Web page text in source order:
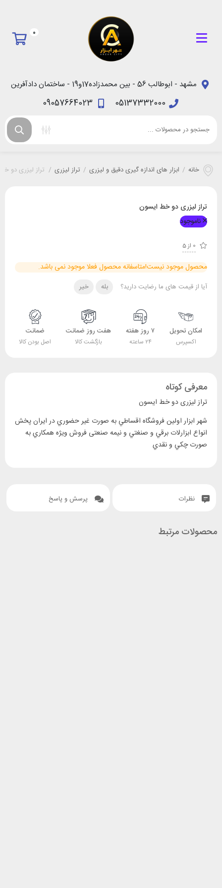
0
مشهد - ابوطالب 56 - بین محمدزاده17و19 - ساختمان دادآفرین
05137332000
09057664023
خانه / ابزار های اندازه گیری دقیق و لیزری / تراز لیزری / تراز لیزری دو
تراز لیزری دو خط ایسون
ناموجود
0 از 5
محصول موجود نیست!متاسفانه محصول فعلا موجود نمی باشد.
آیا از قیمت های ما رضایت دارید؟ بله خیر
امکان تحویل
اکسپرس
۷ روز هفته
۲۴ ساعته
هفت روز ضمانت
بازگشت کالا
ضمانت
اصل بودن کالا
معرفی کوتاه
تراز لیزری دو خط ایسون
‎شهر ابزار اولين فروشگاه اقساطي به صورت غير حضوري در ايران پخش
انواع ابزارلات برقي و صنغتي و نيمه صنعتی فروش ويژه همکاري به
صورت چکي و نقدي
نظرات پرسش و پاسخ
محصولات مرتبط